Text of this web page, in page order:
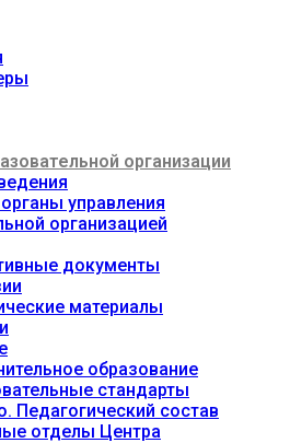
организации
управления
организацией
документы
материалы
образование
стандарты
Педагогический состав
отделы Центра